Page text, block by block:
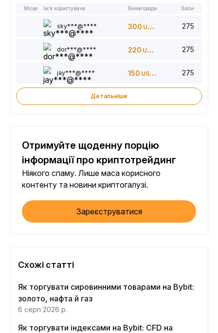
Місце Ім’я користувача Винагороди Бали
sky***@**** 300 USDT 275
dor***@**** 220 USDT 275
jay***@**** 150 USDT 275
Детальніше
Отримуйте щоденну порцію
інформації про криптотрейдинг
Ніякого спаму. Лише маса корисного
контенту та новини криптогалузі.
Зареєструватися
Схожі статті
Як торгувати сировинними товарами на Bybit:
золото, нафта й газ
6 серп 2026 р.
Як торгувати індексами на Bybit: CFD на